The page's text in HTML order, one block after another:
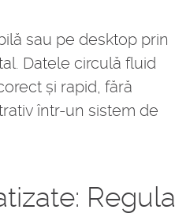
sau pe desktop prin
Datele circulă fluid
și rapid, fără
într-un sistem de
Regula